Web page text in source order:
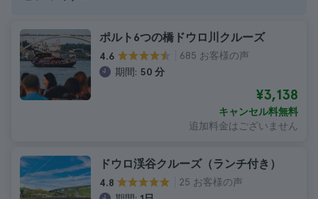
ポルト6つの橋ドウロ川クルーズ
4.6
685 お客様の声
期間: 50 分
¥3,138
キャンセル料無料
追加料金はございません
ドウロ渓谷クルーズ（ランチ付き）
4.8
25 お客様の声